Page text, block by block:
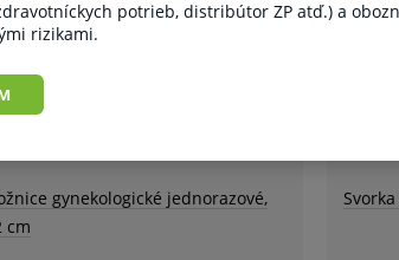
potrieb, distribútor ZP atď.) a
rizikami.